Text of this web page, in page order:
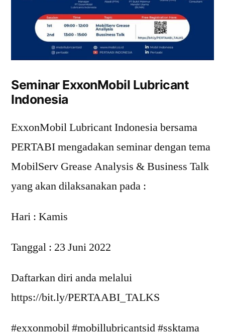
Seminar ExxonMobil Lubricant
Indonesia
ExxonMobil Lubricant Indonesia bersama
PERTABI mengadakan seminar dengan tema
MobilServ Grease Analysis & Business Talk
yang akan dilaksanakan pada :
Hari : Kamis
Tanggal : 23 Juni 2022
Daftarkan diri anda melalui
https://bit.ly/PERTAABI_TALKS
#exxonmobil #mobillubricantsid #ssktama